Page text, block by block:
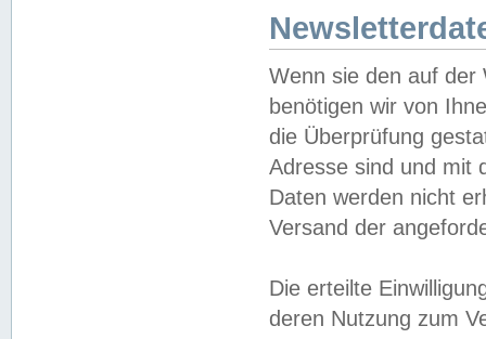
Wenn sie den auf der
benötigen wir von
die Überprüfung
Adresse sind und mit
Daten werden nicht
Versand der
Die erteilte
deren Nutzung zum